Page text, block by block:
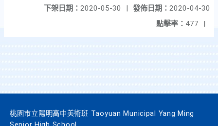
發佈日期： 2020-04-30
下架日期： 2020-05-30
|
點擊率： 477 |
桃園市立陽明高中美術班 Taoyuan Municipal Yang Ming